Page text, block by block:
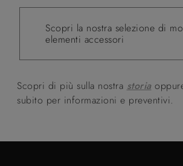
Scopri la nostra selezione di
elementi accessori
Scopri di più sulla nostra storia
subito per informazioni e preventivi.